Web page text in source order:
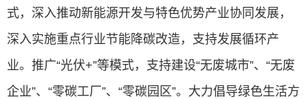
式，深入推动新能源开发与特色优势产业协同发展，
深入实施重点行业节能降碳改造，支持发展循环产
业。推广“光伏+”等模式，支持建设“无废城市”、“无废
企业”、“零碳工厂”、“零碳园区”。大力倡导绿色生活方